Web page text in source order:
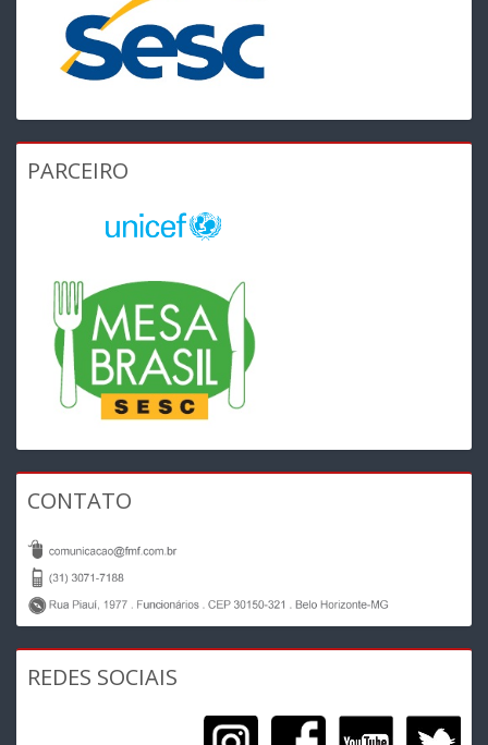
PARCEIRO
CONTATO
REDES SOCIAIS